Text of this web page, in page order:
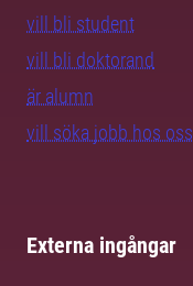
vill bli student
vill bli doktorand
är alumn
vill söka jobb hos oss
Externa ingångar